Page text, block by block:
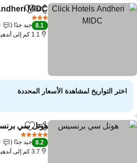
مشاركةfavorites
MIDC
8.1 جيد جدًا
1.1 كم إلى أندهيري E
اختر التواريخ لمشاهدة الأسعار المحددة
مشاركةfavorites
هوتل سي
8.2 جيد جدًا
3.7 كم إلى أندهيري E